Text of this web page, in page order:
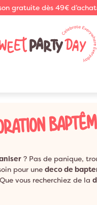
gratuite dès 49€
? Pas de panique,
pour une deco de
vous recherchiez de la